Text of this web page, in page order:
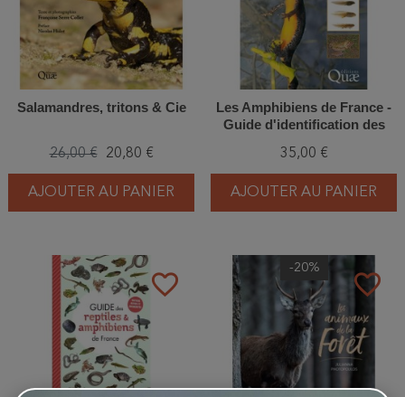
Salamandres, tritons & Cie
26,00 € 20,80 €
AJOUTER AU PANIER
Les Amphibiens de France -
Guide d'identification des
35,00 €
AJOUTER AU PANIER
favorite_border favorite_border
-20%